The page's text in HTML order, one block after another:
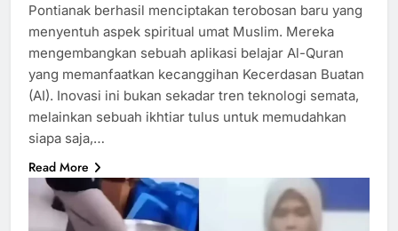
Pontianak berhasil menciptakan terobosan baru yang
menyentuh aspek spiritual umat Muslim. Mereka
mengembangkan sebuah aplikasi belajar Al-Quran
yang memanfaatkan kecanggihan Kecerdasan Buatan
(AI). Inovasi ini bukan sekadar tren teknologi semata,
melainkan sebuah ikhtiar tulus untuk memudahkan
siapa saja,…
Read More